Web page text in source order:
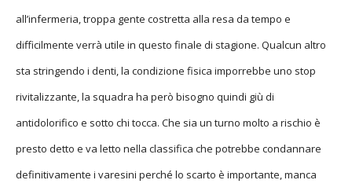
all’infermeria, troppa gente costretta alla resa da tempo e
difficilmente verrà utile in questo finale di stagione. Qualcun altro
sta stringendo i denti, la condizione fisica imporrebbe uno stop
rivitalizzante, la squadra ha però bisogno quindi giù di
antidolorifico e sotto chi tocca. Che sia un turno molto a rischio è
presto detto e va letto nella classifica che potrebbe condannare
definitivamente i varesini perché lo scarto è importante, manca